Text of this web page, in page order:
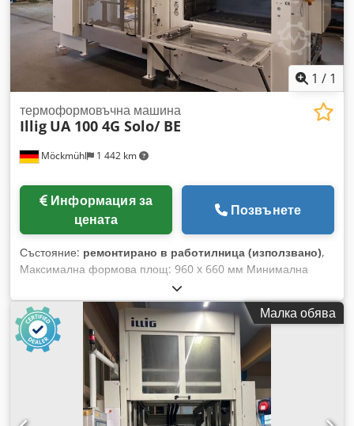
1 / 1
Möckmühl 1 442 km
термоформовъчна машина
Illig UA 100 4G Solo/ BE
Информация за
цената
Позвънете
Състояние: ремонтирано в работилница (използвано),
Максимална формова площ: 960 x 660 мм Минимална
формова площ: 210 x 170 мм Максимален размер на
плочата: 1000 x 700 мм Минимален размер на плочата:
310 x 210 мм Максимална дебелина на плочата при ръчно
подаване: 12 мм Максимална дебелина на плочата при
автоматично подаване: 10 мм Максимална височина на
инструмента: 490 мм Максимална дълбочина на теглене:
300 мм (положително/отрицателно) Обща мощност: около
64,0 kW / 115 A Техническо оборудване: - Управление:
Siemens Simatic S7-300, панел OP 37 - Климатиран
Малка обява